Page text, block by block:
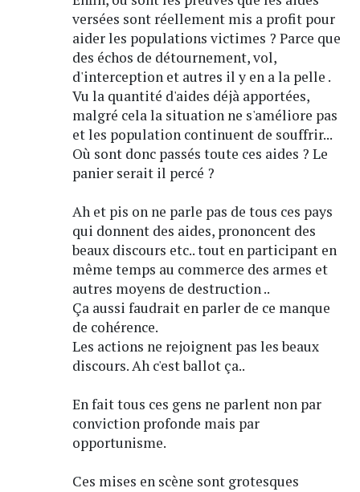
versées sont réellement mis a profit pour
aider les populations victimes ? Parce que
des échos de détournement, vol,
d'interception et autres il y en a la pelle .
Vu la quantité d'aides déjà apportées,
malgré cela la situation ne s'améliore pas
et les population continuent de souffrir...
Où sont donc passés toute ces aides ? Le
panier serait il percé ?
Ah et pis on ne parle pas de tous ces pays
qui donnent des aides, prononcent des
beaux discours etc.. tout en participant en
même temps au commerce des armes et
autres moyens de destruction ..
Ça aussi faudrait en parler de ce manque
de cohérence.
Les actions ne rejoignent pas les beaux
discours. Ah c'est ballot ça..
En fait tous ces gens ne parlent non par
conviction profonde mais par
opportunisme.
Ces mises en scène sont grotesques